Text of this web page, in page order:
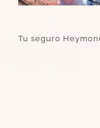
Tu seguro